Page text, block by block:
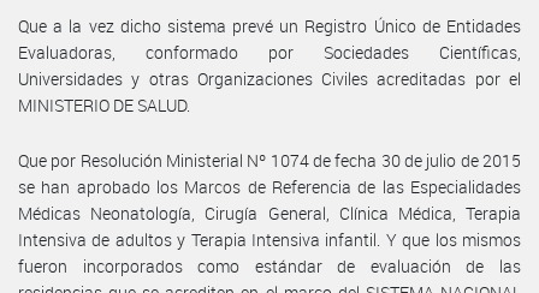
Que a la vez dicho sistema prevé un Registro Único de Entidades
Evaluadoras, conformado por Sociedades Científicas,
Universidades y otras Organizaciones Civiles acreditadas por el
MINISTERIO DE SALUD.
Que por Resolución Ministerial Nº 1074 de fecha 30 de julio de 2015
se han aprobado los Marcos de Referencia de las Especialidades
Médicas Neonatología, Cirugía General, Clínica Médica, Terapia
Intensiva de adultos y Terapia Intensiva infantil. Y que los mismos
fueron incorporados como estándar de evaluación de las